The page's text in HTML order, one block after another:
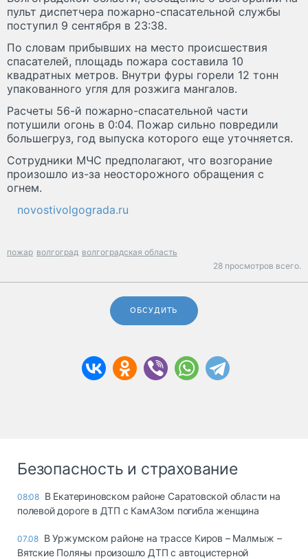
пульт диспетчера пожарно-спасательной службы
поступил 9 сентября в 23:38.
По словам прибывших на место происшествия
спасателей, площадь пожара составила 10
квадратных метров. Внутри фуры горели 12 тонн
упакованного угля для розжига мангалов.
Расчеты 56-й пожарно-спасательной части
потушили огонь в 0:04. Пожар сильно повредили
большегруз, год выпуска которого еще уточняется.
Сотрудники МЧС предполагают, что возгорание
произошло из-за неосторожного обращения с
огнем.
novostivolgograda.ru
пожар волгоград волгоградская область
28 просмотров всего.
ОБСУДИТЬ
Безопасность и страхование
08:08 В Екатериновском районе Саратовской области на
полевой дороге в ДТП с КамАЗом погибла женщина
07.08 В Уржумском районе на трассе Киров – Малмыж –
Вятские Поляны произошло ДТП с автоцистерной